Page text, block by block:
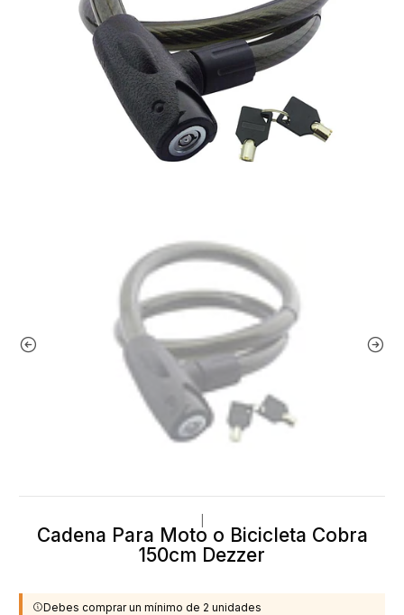
Cadena Para Moto o Bicicleta Cobra
150cm Dezzer
Debes comprar un mínimo de 2 unidades